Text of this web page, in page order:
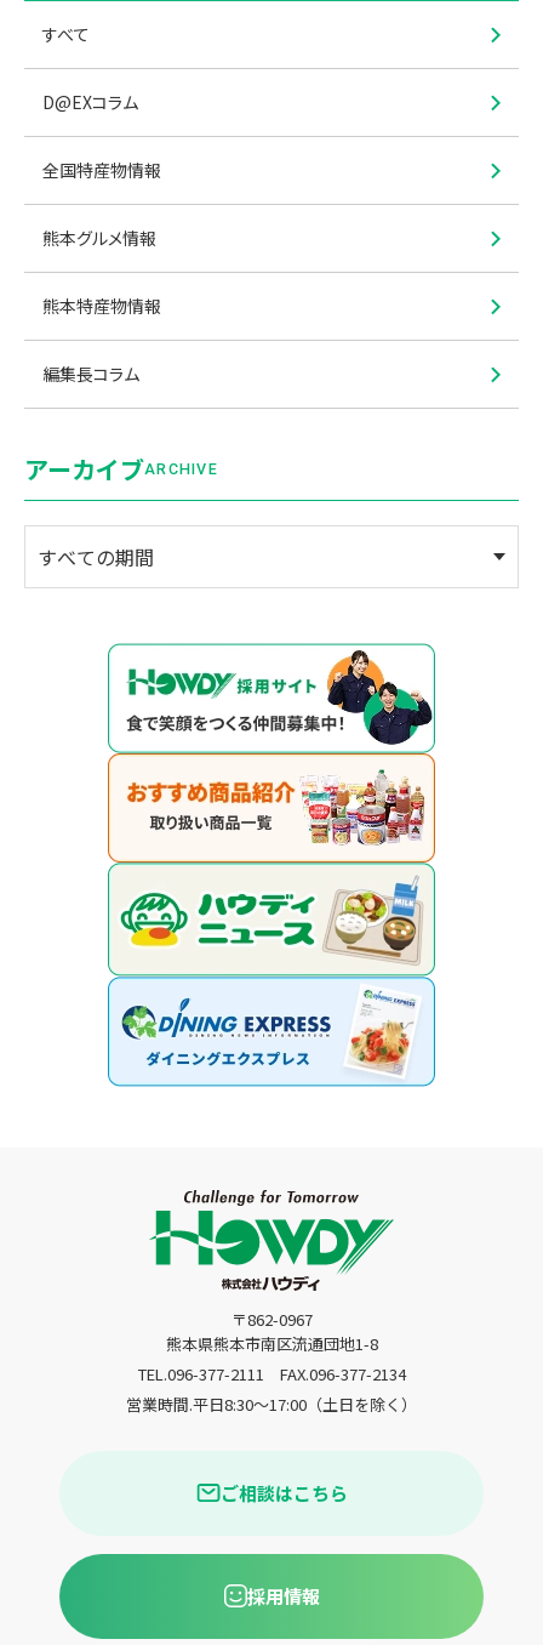
すべて
D@EXコラム
全国特産物情報
熊本グルメ情報
熊本特産物情報
編集長コラム
アーカイブARCHIVE
〒862-0967
熊本県熊本市南区流通団地1-8
TEL.096-377-2111
FAX.096-377-2134
営業時間.平日8:30〜17:00（土日を除く）
ご相談はこちら
採用情報